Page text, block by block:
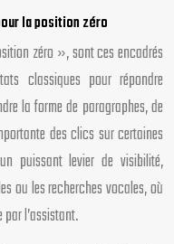
la position zéro
zéro », sont ces encadrés
classiques pour répondre
la forme de paragraphes, de
des clics sur certaines
puissant levier de visibilité,
ou les recherches vocales, où
par l’assistant.